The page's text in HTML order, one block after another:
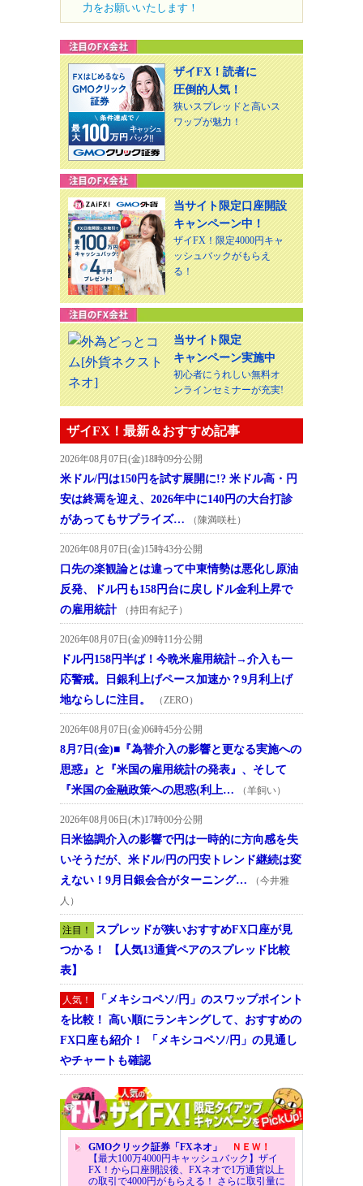
力をお願いいたします！
ザイFX！読者に
圧倒的人気！
狭いスプレッドと高いス
ワップが魅力！
当サイト限定口座開設
キャンペーン中！
ザイFX！限定4000円キャ
ッシュバックがもらえ
る！
当サイト限定
キャンペーン実施中
初心者にうれしい無料オ
ンラインセミナーが充実!
ザイFX！最新＆おすすめ記事
2026年08月07日(金)18時09分公開
米ドル/円は150円を試す展開に!? 米ドル高・円
安は終焉を迎え、2026年中に140円の大台打診
があってもサプライズ…
（陳満咲杜）
2026年08月07日(金)15時43分公開
口先の楽観論とは違って中東情勢は悪化し原油
反発、ドル円も158円台に戻しドル金利上昇で
の雇用統計
（持田有紀子）
2026年08月07日(金)09時11分公開
ドル円158円半ば！今晩米雇用統計→介入も一
応警戒。日銀利上げペース加速か？9月利上げ
地ならしに注目。
（ZERO）
2026年08月07日(金)06時45分公開
8月7日(金)■『為替介入の影響と更なる実施への
思惑』と『米国の雇用統計の発表』、そして
『米国の金融政策への思惑(利上…
（羊飼い）
2026年08月06日(木)17時00分公開
日米協調介入の影響で円は一時的に方向感を失
いそうだが、米ドル/円の円安トレンド継続は変
えない！9月日銀会合がターニング…
（今井雅
人）
注目！
スプレッドが狭いおすすめFX口座が見
つかる！ 【人気13通貨ペアのスプレッド比較
表】
人気！
「メキシコペソ/円」のスワップポイント
を比較！ 高い順にランキングして、おすすめの
FX口座も紹介！ 「メキシコペソ/円」の見通し
やチャートも確認
GMOクリック証券「FXネオ」
ＮＥＷ！
【最大100万4000円キャッシュバック】ザイ
FX！から口座開設後、FXネオで1万通貨以上
の取引で4000円がもらえる！ さらに取引量に